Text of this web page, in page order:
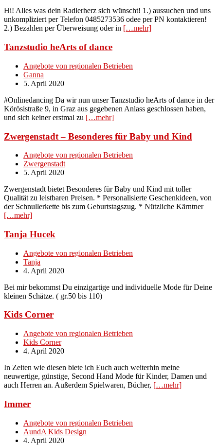
Hi! Alles was dein Radlerherz sich wünscht! 1.) aussuchen und uns
unkompliziert per Telefon 0485273536 odee per PN kontaktieren!
2.) Bezahlen per Überweisung oder in […mehr]
Tanzstudio heArts of dance
Angebote von regionalen Betrieben
Ganna
5. April 2020
#Onlinedancing Da wir nun unser Tanzstudio heArts of dance in der
Körösistraße 9, in Graz aus gegebenen Anlass geschlossen haben,
und sich keiner erstmal zu […mehr]
Zwergenstadt – Besonderes für Baby und Kind
Angebote von regionalen Betrieben
Zwergenstadt
5. April 2020
Zwergenstadt bietet Besonderes für Baby und Kind mit toller
Qualität zu leistbaren Preisen. * Personalisierte Geschenkideen, von
der Schnullerkette bis zum Geburtstagszug. * Nützliche Kärntner
[…mehr]
Tanja Hucek
Angebote von regionalen Betrieben
Tanja
4. April 2020
Bei mir bekommst Du einzigartige und individuelle Mode für Deine
kleinen Schätze. ( gr.50 bis 110)
Kids Corner
Angebote von regionalen Betrieben
Kids Corner
4. April 2020
In Zeiten wie diesen biete ich Euch auch weiterhin meine
neuwertige, günstige, Second Hand Mode für Kinder, Damen und
auch Herren an. Außerdem Spielwaren, Bücher, […mehr]
Immer
Angebote von regionalen Betrieben
AundA Kids Design
4. April 2020